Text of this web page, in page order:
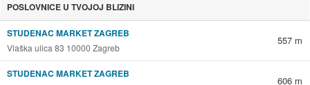
POSLOVNICE U TVOJOJ BLIZINI
STUDENAC MARKET ZAGREB
Vlaška ulica 83 10000 Zagreb
557 m
STUDENAC MARKET ZAGREB
606 m